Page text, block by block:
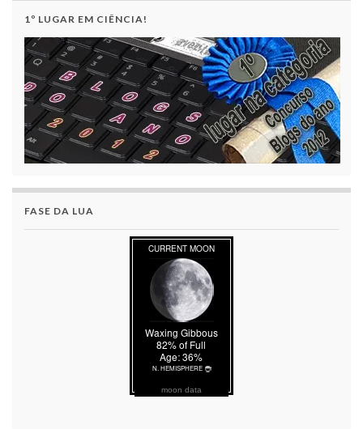
1º LUGAR EM CIÊNCIA!
FASE DA LUA
moon data